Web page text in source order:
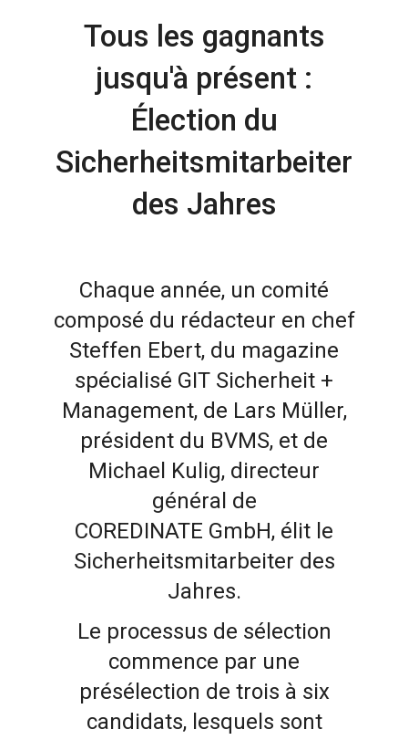
Tous les gagnants
jusqu'à présent :
Élection du
Sicherheitsmitarbeiter
des Jahres
Chaque année, un comité
composé du rédacteur en chef
Steffen Ebert, du magazine
spécialisé GIT Sicherheit +
Management, de Lars Müller,
président du BVMS, et de
Michael Kulig, directeur
général de
COREDINATE GmbH, élit le
Sicherheitsmitarbeiter des
Jahres.
Le processus de sélection
commence par une
présélection de trois à six
candidats, lesquels sont